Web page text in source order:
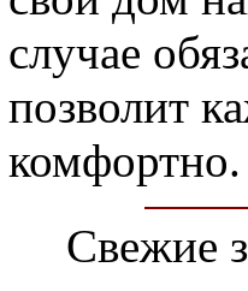
случае
позволит
комфортно.
Свежие